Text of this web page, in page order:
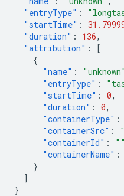
"entryType" :
"startTime" :
"duration" : 136,
"attribution" :
[
{
"name" : "unknown"
"entryType" :
"startTime" : 0,
"duration" : 0,
"containerType" :
"containerSrc" :
"containerId" : ""
"containerName" :
}
]
}